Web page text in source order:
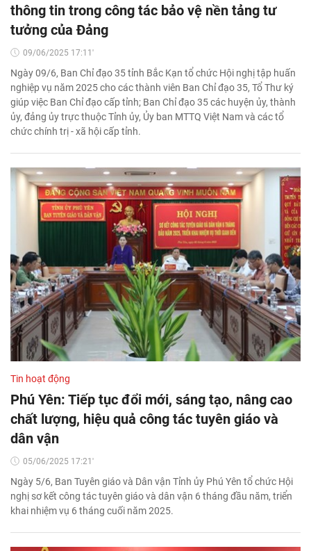
thông tin trong công tác bảo vệ nền tảng tư
tưởng của Đảng
09/06/2025 17:11'
Ngày 09/6, Ban Chỉ đạo 35 tỉnh Bắc Kạn tổ chức Hội nghị tập huấn
nghiệp vụ năm 2025 cho các thành viên Ban Chỉ đạo 35, Tổ Thư ký
giúp việc Ban Chỉ đạo cấp tỉnh; Ban Chỉ đạo 35 các huyện ủy, thành
ủy, đảng ủy trực thuộc Tỉnh ủy, Ủy ban MTTQ Việt Nam và các tổ
chức chính trị - xã hội cấp tỉnh.
Tin hoạt động
Phú Yên: Tiếp tục đổi mới, sáng tạo, nâng cao
chất lượng, hiệu quả công tác tuyên giáo và
dân vận
05/06/2025 17:21'
Ngày 5/6, Ban Tuyên giáo và Dân vận Tỉnh ủy Phú Yên tổ chức Hội
nghị sơ kết công tác tuyên giáo và dân vận 6 tháng đầu năm, triển
khai nhiệm vụ 6 tháng cuối năm 2025.